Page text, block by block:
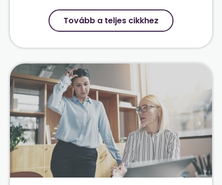
Tovább a teljes cikkhez